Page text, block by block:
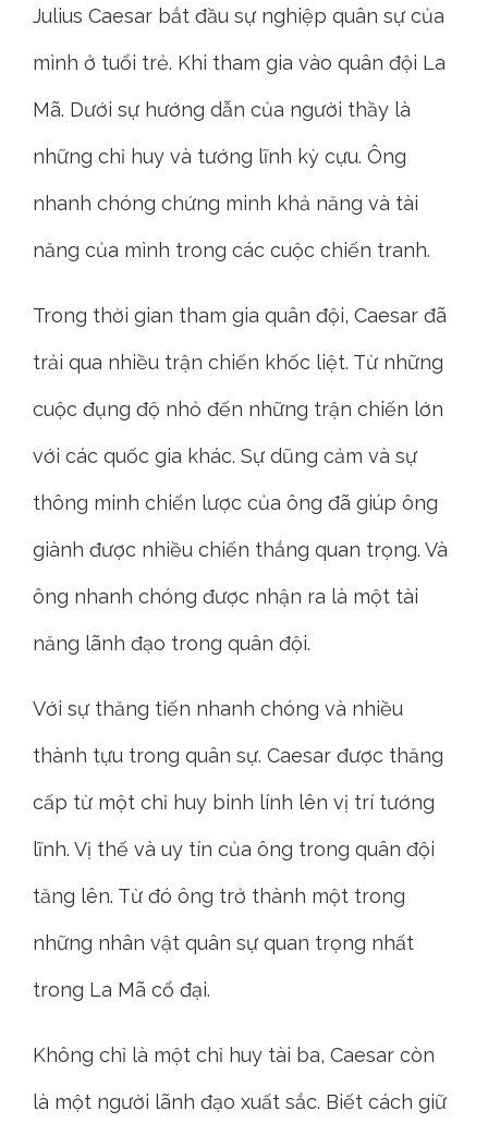
Julius Caesar bắt đầu sự nghiệp quân sự của
mình ở tuổi trẻ. Khi tham gia vào quân đội La
Mã. Dưới sự hướng dẫn của người thầy là
những chỉ huy và tướng lĩnh kỳ cựu. Ông
nhanh chóng chứng minh khả năng và tài
năng của mình trong các cuộc chiến tranh.
Trong thời gian tham gia quân đội, Caesar đã
trải qua nhiều trận chiến khốc liệt. Từ những
cuộc đụng độ nhỏ đến những trận chiến lớn
với các quốc gia khác. Sự dũng cảm và sự
thông minh chiến lược của ông đã giúp ông
giành được nhiều chiến thắng quan trọng. Và
ông nhanh chóng được nhận ra là một tài
năng lãnh đạo trong quân đội.
Với sự thăng tiến nhanh chóng và nhiều
thành tựu trong quân sự. Caesar được thăng
cấp từ một chỉ huy binh lính lên vị trí tướng
lĩnh. Vị thế và uy tín của ông trong quân đội
tăng lên. Từ đó ông trở thành một trong
những nhân vật quân sự quan trọng nhất
trong La Mã cổ đại.
Không chỉ là một chỉ huy tài ba, Caesar còn
là một người lãnh đạo xuất sắc. Biết cách giữ